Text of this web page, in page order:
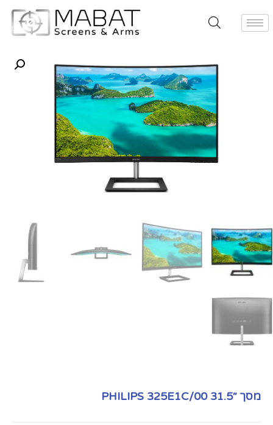
מסך ׳׳PHILIPS 325E1C/00 31.5